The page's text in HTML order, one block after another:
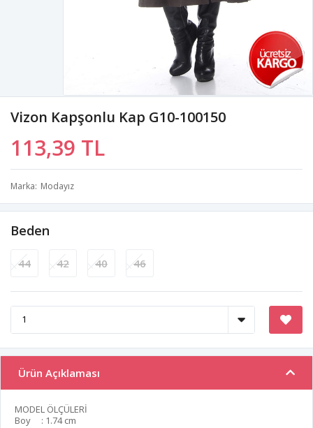
Vizon Kapşonlu Kap G10-100150
113,39 TL
Marka Modayız
Beden
44 42 40 46
Ürün Açıklaması
MODEL ÖLÇÜLERİ
Boy : 1.74 cm